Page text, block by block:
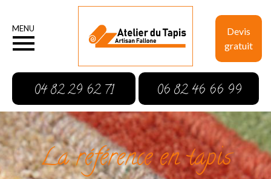
Devis
gratuit
MENU
04 82 29 62 71 06 82 46 66 99
La référence en tapis